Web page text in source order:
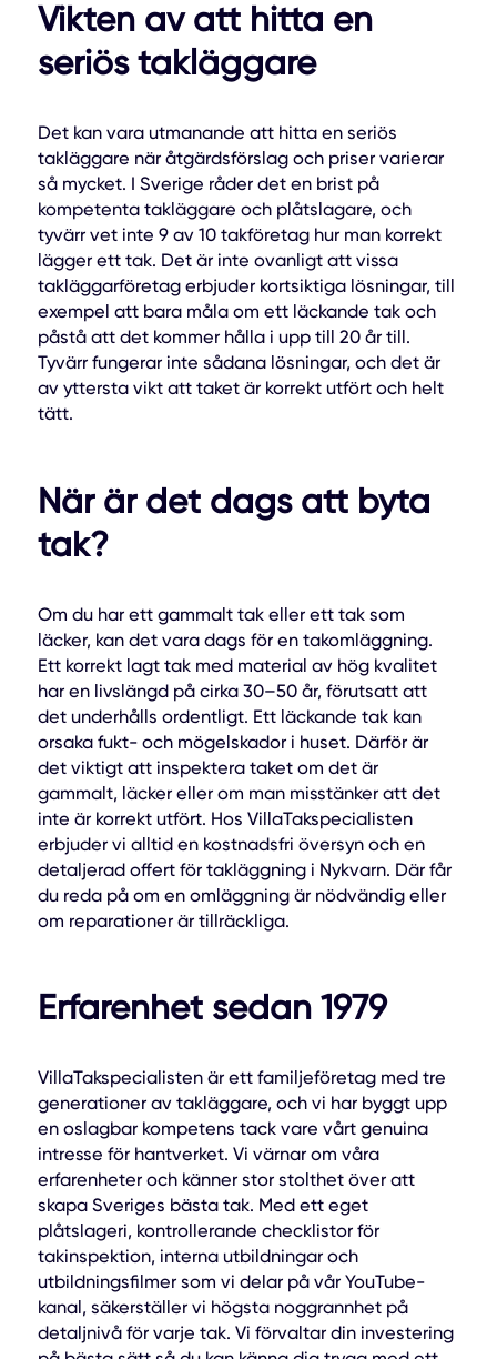
Vikten av att hitta en
seriös takläggare
Det kan vara utmanande att hitta en seriös
takläggare när åtgärdsförslag och priser varierar
så mycket. I Sverige råder det en brist på
kompetenta takläggare och plåtslagare, och
tyvärr vet inte 9 av 10 takföretag hur man korrekt
lägger ett tak. Det är inte ovanligt att vissa
takläggarföretag erbjuder kortsiktiga lösningar, till
exempel att bara måla om ett läckande tak och
påstå att det kommer hålla i upp till 20 år till.
Tyvärr fungerar inte sådana lösningar, och det är
av yttersta vikt att taket är korrekt utfört och helt
tätt.
När är det dags att byta
tak?
Om du har ett gammalt tak eller ett tak som
läcker, kan det vara dags för en takomläggning.
Ett korrekt lagt tak med material av hög kvalitet
har en livslängd på cirka 30–50 år, förutsatt att
det underhålls ordentligt. Ett läckande tak kan
orsaka fukt- och mögelskador i huset. Därför är
det viktigt att inspektera taket om det är
gammalt, läcker eller om man misstänker att det
inte är korrekt utfört. Hos VillaTakspecialisten
erbjuder vi alltid en kostnadsfri översyn och en
detaljerad offert för takläggning i Nykvarn. Där får
du reda på om en omläggning är nödvändig eller
om reparationer är tillräckliga.
Erfarenhet sedan 1979
VillaTakspecialisten är ett familjeföretag med tre
generationer av takläggare, och vi har byggt upp
en oslagbar kompetens tack vare vårt genuina
intresse för hantverket. Vi värnar om våra
erfarenheter och känner stor stolthet över att
skapa Sveriges bästa tak. Med ett eget
plåtslageri, kontrollerande checklistor för
takinspektion, interna utbildningar och
utbildningsfilmer som vi delar på vår YouTube-
kanal, säkerställer vi högsta noggrannhet på
detaljnivå för varje tak. Vi förvaltar din investering